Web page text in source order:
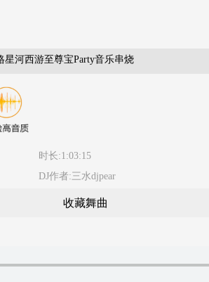
星河西游至尊宝Party音乐串烧
时长:1:03:15
DJ作者:三水djpear
收藏舞曲